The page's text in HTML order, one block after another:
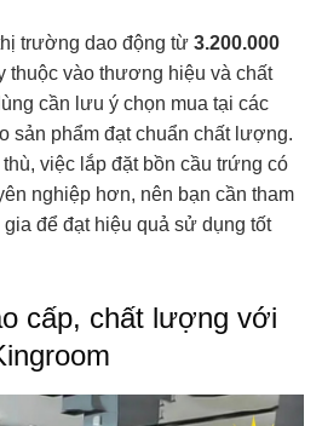
trường dao động từ 3.200.000
thuộc vào thương hiệu và chất
cần lưu ý chọn mua tại các
sản phẩm đạt chuẩn chất lượng.
việc lắp đặt bồn cầu trứng có
nghiệp hơn, nên bạn cần tham
để đạt hiệu quả sử dụng tốt
cấp, chất lượng với